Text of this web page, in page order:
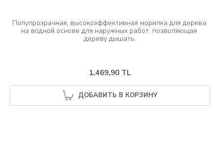
Полупрозрачная, высокоэффективная морилка для дерева
на водной основе для наружных работ, позволяющая
1.469,90 TL
ДОБАВИТЬ В КОРЗИНУ